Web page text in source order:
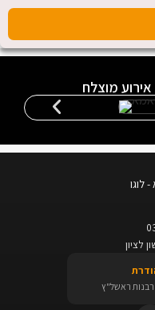
מוצלח
ראשל"ץ